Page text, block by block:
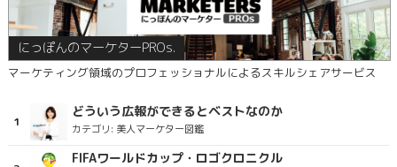
にっぽんのマーケターPROs.
マーケティング領域のプロフェッショナルによるスキルシェアサービス
どういう広報ができるとベストなのか
カテゴリ: 美人マーケター図鑑
FIFAワールドカップ・ロゴクロニクル